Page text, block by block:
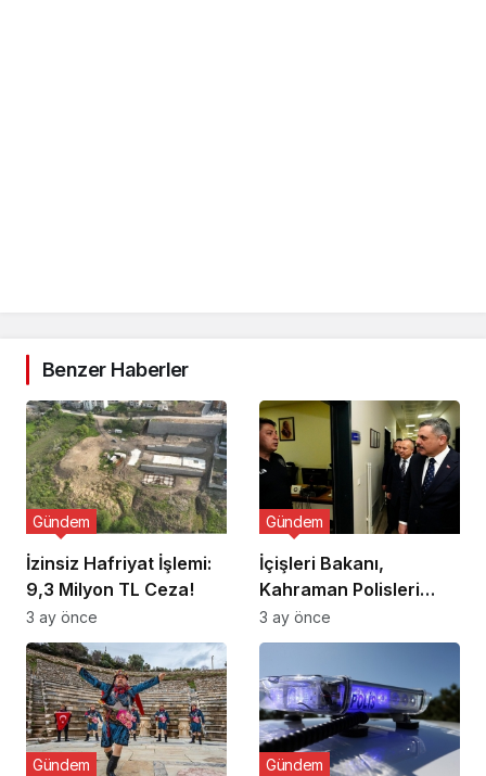
Benzer Haberler
İzinsiz Hafriyat İşlemi:
9,3 Milyon TL Ceza!
Gündem
3 ay önce
İçişleri Bakanı,
Kahraman Polisleri
Ziyaret Etti
Gündem
3 ay önce
Gündem Gündem